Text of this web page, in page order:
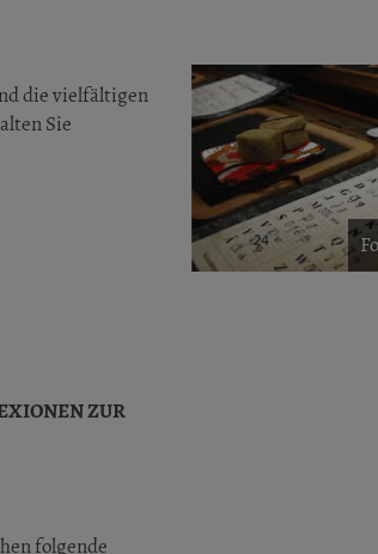
die vielfältigen
Sie
ZUR
folgende